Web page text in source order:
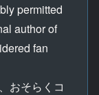
permitted
author of
fan
おそらくコ